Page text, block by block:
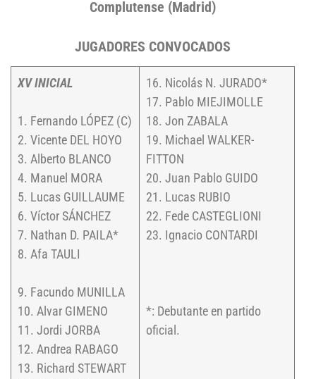
Complutense (Madrid)
JUGADORES CONVOCADOS
XV INICIAL
1. Fernando LÓPEZ (C)
2. Vicente DEL HOYO
3. Alberto BLANCO
4. Manuel MORA
5. Lucas GUILLAUME
6. Víctor SÁNCHEZ
7. Nathan D. PAILA*
8. Afa TAULI
9. Facundo MUNILLA
10. Alvar GIMENO
11. Jordi JORBA
12. Andrea RABAGO
13. Richard STEWART
16. Nicolás N. JURADO*
17. Pablo MIEJIMOLLE
18. Jon ZABALA
19. Michael WALKER-
FITTON
20. Juan Pablo GUIDO
21. Lucas RUBIO
22. Fede CASTEGLIONI
23. Ignacio CONTARDI
*: Debutante en partido
oficial.